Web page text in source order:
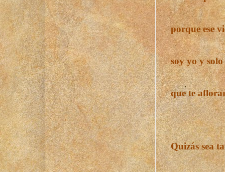
porque ese
soy yo y
que te
Quizás sea